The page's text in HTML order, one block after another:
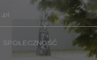
SPOŁECZNOŚĆ